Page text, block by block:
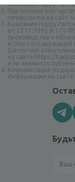
компании Happy
При полном или
гиперссылка на сайт
Компания Happy
от 22.11.1995 N 171-
производства и
и спиртосодержащей
(распития)
на сайте https://
и не являются
Комплектация
Информация на сайте